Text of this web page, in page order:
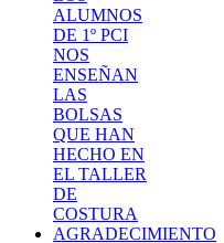
ALUMNOS
DE 1º PCI
NOS
ENSEÑAN
LAS
BOLSAS
QUE HAN
HECHO EN
EL TALLER
DE
COSTURA
AGRADECIMIENTO